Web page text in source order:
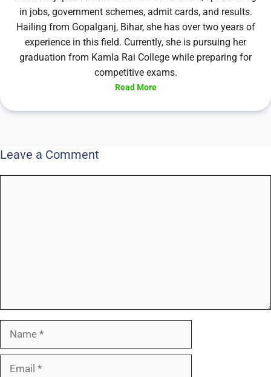
in jobs, government schemes, admit cards, and results.
Hailing from Gopalganj, Bihar, she has over two years of
experience in this field. Currently, she is pursuing her
graduation from Kamla Rai College while preparing for
competitive exams.
Read More
Leave a Comment